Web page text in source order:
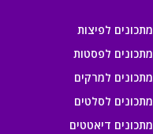
מתכונים לפיצות
מתכונים לפסטות
מתכונים למרקים
מתכונים לסלטים
מתכונים דיאטטים